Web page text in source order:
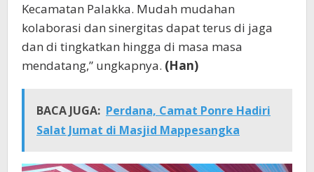
Kecamatan Palakka. Mudah mudahan
kolaborasi dan sinergitas dapat terus di jaga
dan di tingkatkan hingga di masa masa
mendatang,” ungkapnya. (Han)
BACA JUGA: Perdana, Camat Ponre Hadiri
Salat Jumat di Masjid Mappesangka